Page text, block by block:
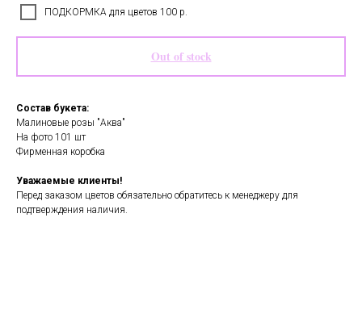
ПОДКОРМКА для цветов 100 р.
Out of stock
Состав букета:
Малиновые розы "Аква"
На фото 101 шт
Фирменная коробка
Уважаемые клиенты!
Перед заказом цветов обязательно обратитесь к менеджеру для
подтверждения наличия.